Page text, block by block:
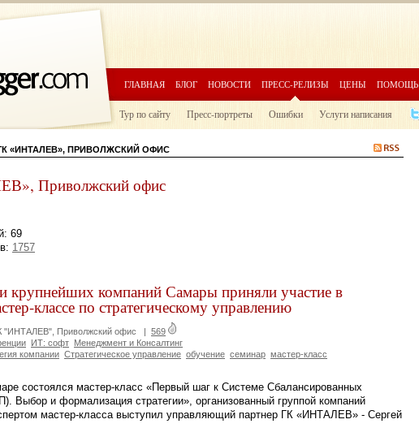
ГЛАВНАЯ БЛОГ НОВОСТИ ПРЕСС-РЕЛИЗЫ ЦЕНЫ ПОМОЩЬ
Тур по сайту Пресс-портреты Ошибки Услуги написания
«ИНТАЛЕВ», ПРИВОЛЖСКИЙ ОФИС
Приволжский офис
69
1757
крупнейших компаний Самары приняли участие в
классе по стратегическому управлению
"ИНТАЛЕВ", Приволжский офис | 569
ИТ: софт Менеджмент и Консалтинг
компании Стратегическое управление обучение семинар мастер-класс
состоялся мастер-класс «Первый шаг к Системе Сбалансированных
Выбор и формализация стратегии», организованный группой компаний
мастер-класса выступил управляющий партнер ГК «ИНТАЛЕВ» - Сергей